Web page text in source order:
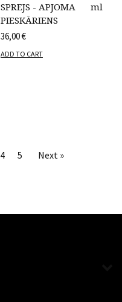
SPREJS - APJOMA
PIESKĀRIENS
ml
36,00€
ADD TO CART
4 5 Next »